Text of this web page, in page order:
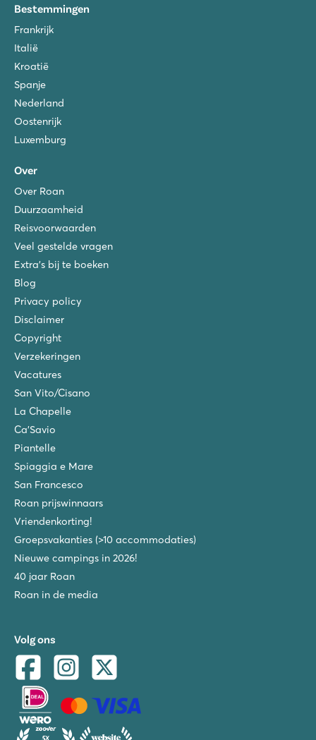
Bestemmingen
Frankrijk
Italië
Kroatië
Spanje
Nederland
Oostenrijk
Luxemburg
Over
Over Roan
Duurzaamheid
Reisvoorwaarden
Veel gestelde vragen
Extra's bij te boeken
Blog
Privacy policy
Disclaimer
Copyright
Verzekeringen
Vacatures
San Vito/Cisano
La Chapelle
Ca'Savio
Piantelle
Spiaggia e Mare
San Francesco
Roan prijswinnaars
Vriendenkorting!
Groepsvakanties (>10 accommodaties)
Nieuwe campings in 2026!
40 jaar Roan
Roan in de media
Volg ons